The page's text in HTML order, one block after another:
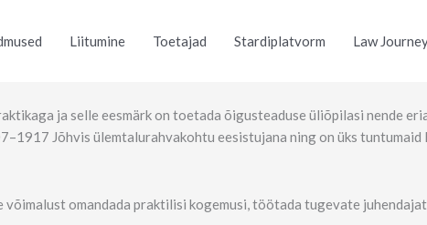
Liitumine Toetajad Stardiplatvorm Law
ja selle eesmärk on toetada õigusteaduse üliõpilasi nende
Jõhvis ülemtalurahvakohtu eesistujana ning on üks
omandada praktilisi kogemusi, töötada tugevate